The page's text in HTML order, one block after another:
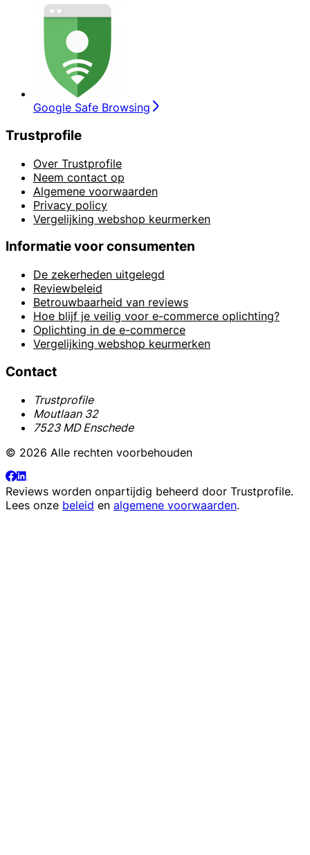
Google Safe Browsing
Trustprofile
Over Trustprofile
Neem contact op
Algemene voorwaarden
Privacy policy
Vergelijking webshop keurmerken
Informatie voor consumenten
De zekerheden uitgelegd
Reviewbeleid
Betrouwbaarheid van reviews
Hoe blijf je veilig voor e-commerce oplichting?
Oplichting in de e-commerce
Vergelijking webshop keurmerken
Contact
Trustprofile
Moutlaan 32
7523 MD Enschede
© 2026 Alle rechten voorbehouden
Reviews worden onpartijdig beheerd door Trustprofile.
Lees onze beleid en algemene voorwaarden.